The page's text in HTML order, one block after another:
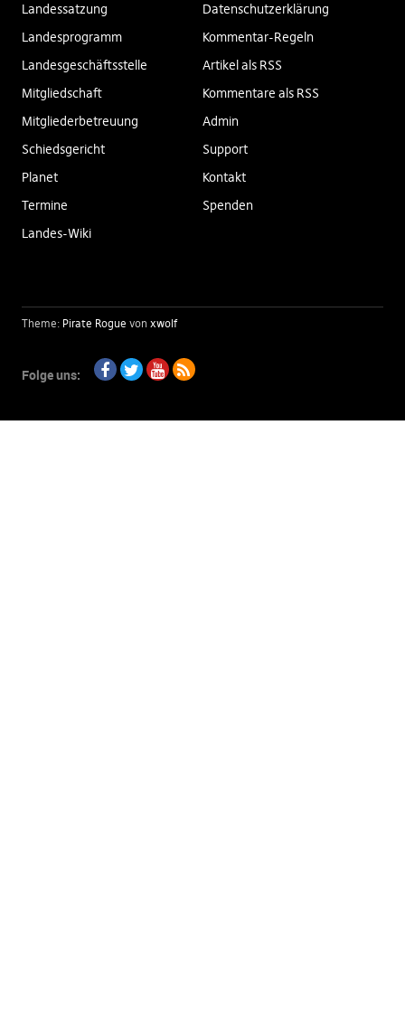
Landessatzung
Landesprogramm
Landesgeschäftsstelle
Mitgliedschaft
Mitgliederbetreuung
Schiedsgericht
Planet
Termine
Landes-Wiki
Datenschutzerklärung
Kommentar-Regeln
Artikel als RSS
Kommentare als RSS
Admin
Support
Kontakt
Spenden
Theme: Pirate Rogue von xwolf
Folge uns: